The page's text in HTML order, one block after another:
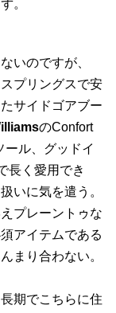
。
いのですが、
プリングスで安
サイドゴアブー
のConfort
ル、グッドイ
長く愛用でき
いに気を遣う。
プレーントゥな
アイテムである
まり合わない。
期でこちらに住